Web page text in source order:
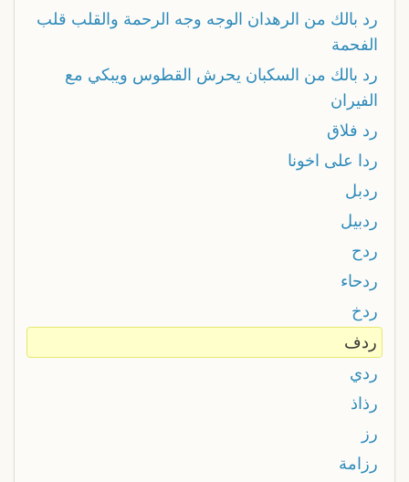
رد بالك من الرهدان الوجه وجه الرحمة والقلب قلب
الفحمة
رد بالك من السكبان يحرش القطوس ويبكي مع
الفيران
رد فلاق
ردا على اخونا
ردبل
ردبيل
ردح
ردحاء
ردخ
ردف
ردي
رذاذ
رز
رزامة